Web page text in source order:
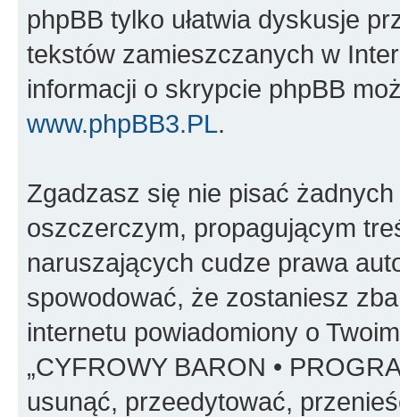
phpBB tylko ułatwia dyskusje
tekstów zamieszczanych w
informacji o skrypcie phpBB
www.phpBB3.PL.
Zgadzasz się nie pisać
oszczerczym, propagującym
naruszających cudze prawa
spowodować, że zostaniesz
internetu powiadomiony o
„CYFROWY BARON •
usunąć, przeedytować,